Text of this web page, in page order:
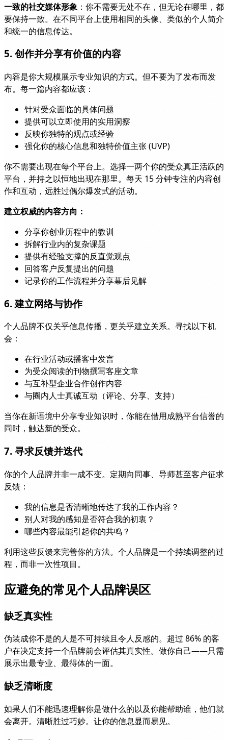
一致的社交媒体形象 ：你不需要无处不在，但无论在哪里，都
要保持一致。在不同平台上使用相同的头像、类似的个人简介
和统一的信息传达。
5. 创作并分享有价值的内容
内容是你大规模展示专业知识的方式。但不要为了发布而发
布。每一篇内容都应该：
针对受众面临的具体问题
提供可以立即使用的实用洞察
反映你独特的观点或经验
强化你的核心信息和独特价值主张 (UVP)
你不需要出现在每个平台上。选择一两个你的受众真正活跃的
平台，并持之以恒地出现在那里。每天 15 分钟专注的内容创
作和互动，远胜过偶尔爆发式的活动。
建立权威的内容方向：
分享你创业历程中的教训
拆解行业内的复杂课题
提供有经验支撑的反直觉观点
回答客户反复提出的问题
记录你的工作流程并分享幕后见解
6. 建立网络与协作
个人品牌不仅关乎信息传播，更关乎建立关系。寻找以下机
会：
在行业活动或播客中发言
为受众阅读的刊物撰写客座文章
与互补型企业合作创作内容
与圈内人士真诚互动（评论、分享、支持）
当你在新语境中分享专业知识时，你能在借用成熟平台信誉的
同时，触达新的受众。
7. 寻求反馈并迭代
你的个人品牌并非一成不变。定期向同事、导师甚至客户征求
反馈：
我的信息是否清晰地传达了我的工作内容？
别人对我的感知是否符合我的初衷？
哪些内容最能引起你的共鸣？
利用这些反馈来完善你的方法。个人品牌是一个持续调整的过
程，而非一次性项目。
应避免的常见个人品牌误区
缺乏真实性
伪装成你不是的人是不可持续且令人反感的。超过 86% 的客
户在决定支持一个品牌前会评估其真实性。做你自己——只需
展示出最专业、最得体的一面。
缺乏清晰度
如果人们不能迅速理解你是做什么的以及你能帮助谁，他们就
会离开。清晰胜过巧妙。让你的信息显而易见。